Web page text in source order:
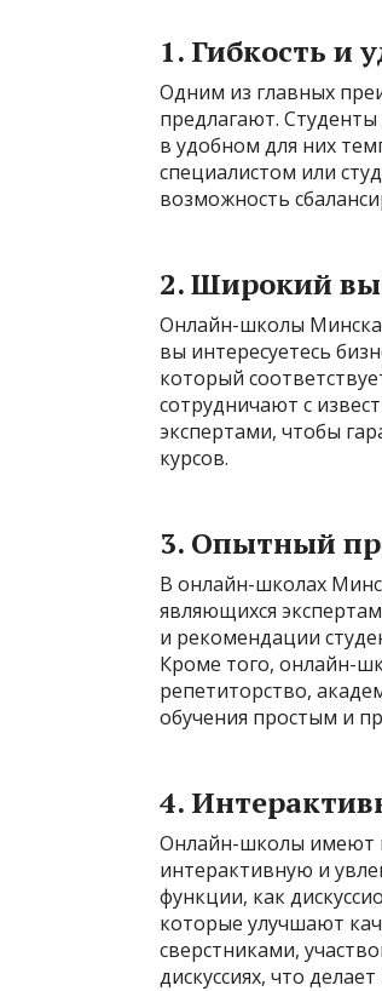
1. Гибкость и
Одним из главных
предлагают.
в удобном для них
специалистом или
возможность
2. Широкий
Онлайн-школы Минска
вы интересуетесь
который
сотрудничают с
экспертами, чтобы
курсов.
3. Опытный
В онлайн-школах
являющихся
и рекомендации
Кроме того, онлайн-
репетиторство,
обучения простым и
4.
Онлайн-школы имеют
интерактивную и
функции, как
которые улучшают
сверстниками,
дискуссиях, что